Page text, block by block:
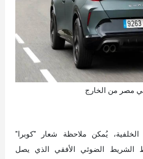
الخلفية، يُمكن ملاحظة شعار "كوبرا"
الشريط الضوئي الأفقي الذي يصل